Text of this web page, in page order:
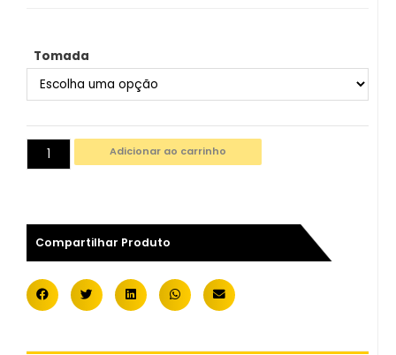
Tomada
Adicionar ao carrinho
Compartilhar Produto